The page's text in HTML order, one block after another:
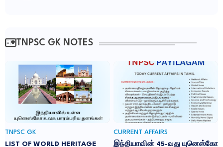
TNPSC GK NOTES
TNPSC GK
LIST OF WORLD HERITAGE
CURRENT AFFAIRS
இந்தியாவின் 45-வது யுனெஸ்கோ